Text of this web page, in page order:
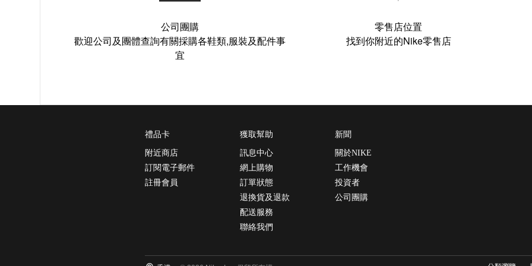
公司團購
歡迎公司及團體查詢有關採購各鞋類,服裝及配件事
宜
零售店位置
找到你附近的Nike零售店
禮品卡
附近商店
訂閱電子郵件
註冊會員
獲取幫助
訊息中心
網上購物
訂單狀態
退換貨及退款
配送服務
聯絡我們
新聞
關於NIKE
工作機會
投資者
公司團購